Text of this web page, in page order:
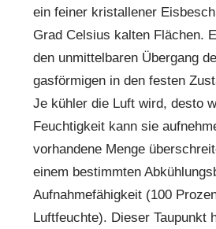
ein feiner kristallener
Grad Celsius kalten Flächen.
den unmittelbaren Übergang
gasförmigen in den festen
Je kühler die Luft wird, desto
Feuchtigkeit kann sie
vorhandene Menge
einem bestimmten
Aufnahmefähigkeit (100
Luftfeuchte). Dieser Taupunkt